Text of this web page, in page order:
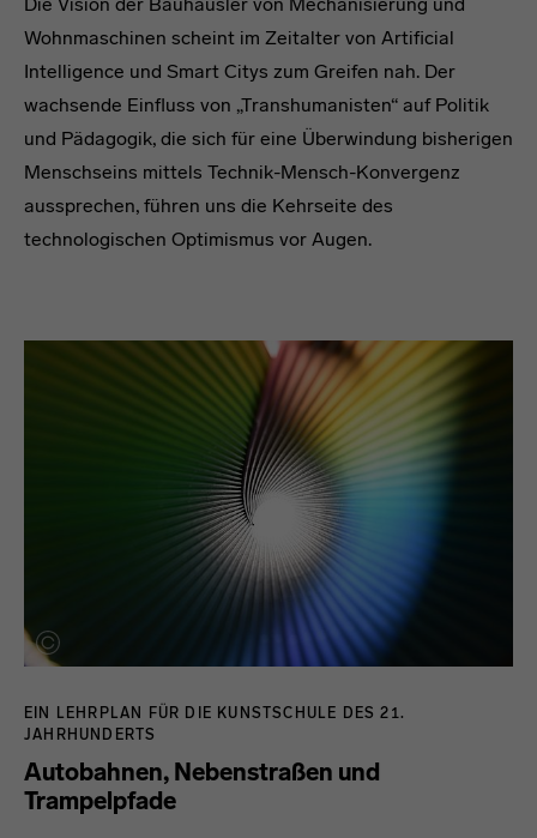
Wohnmaschinen scheint im Zeitalter von Artificial
Intelligence und Smart Citys zum Greifen nah. Der
wachsende Einfluss von „Transhumanisten“ auf Politik
und Pädagogik, die sich für eine Überwindung bisherigen
Menschseins mittels Technik-Mensch-Konvergenz
aussprechen, führen uns die Kehrseite des
technologischen Optimismus vor Augen.
EIN LEHRPLAN FÜR DIE KUNSTSCHULE DES 21.
JAHRHUNDERTS
Autobahnen, Nebenstraßen und
Trampelpfade